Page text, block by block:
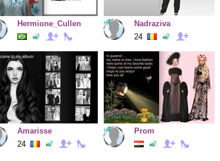
Hermione_Cullen
Nadraziva
24
Amarisse
24
Prom